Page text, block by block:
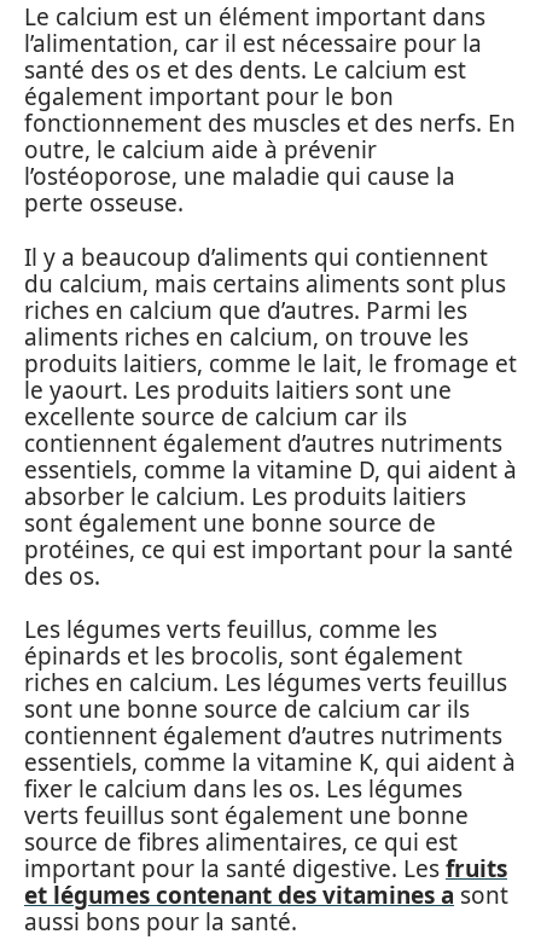
Le calcium est un élément important dans
l’alimentation, car il est nécessaire pour la
santé des os et des dents. Le calcium est
également important pour le bon
fonctionnement des muscles et des nerfs. En
outre, le calcium aide à prévenir
l’ostéoporose, une maladie qui cause la
perte osseuse.
Il y a beaucoup d’aliments qui contiennent
du calcium, mais certains aliments sont plus
riches en calcium que d’autres. Parmi les
aliments riches en calcium, on trouve les
produits laitiers, comme le lait, le fromage et
le yaourt. Les produits laitiers sont une
excellente source de calcium car ils
contiennent également d’autres nutriments
essentiels, comme la vitamine D, qui aident à
absorber le calcium. Les produits laitiers
sont également une bonne source de
protéines, ce qui est important pour la santé
des os.
Les légumes verts feuillus, comme les
épinards et les brocolis, sont également
riches en calcium. Les légumes verts feuillus
sont une bonne source de calcium car ils
contiennent également d’autres nutriments
essentiels, comme la vitamine K, qui aident à
fixer le calcium dans les os. Les légumes
verts feuillus sont également une bonne
source de fibres alimentaires, ce qui est
important pour la santé digestive. Lesfruits
et légumes contenant des vitamines a sont
aussi bons pour la santé.